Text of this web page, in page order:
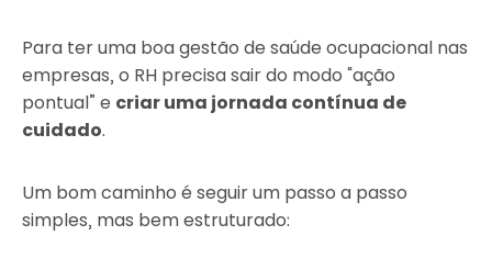
Para ter uma boa gestão de saúde ocupacional nas
empresas, o RH precisa sair do modo “ação
pontual” e criar uma jornada contínua de
cuidado.
Um bom caminho é seguir um passo a passo
simples, mas bem estruturado: